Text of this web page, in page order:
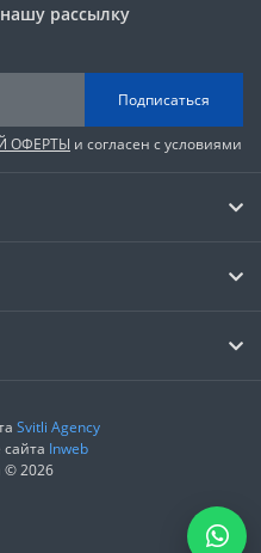
рассылку
Подписаться
ОФЕРТЫ и согласен с условиями
Svitli Agency
Inweb
© 2026